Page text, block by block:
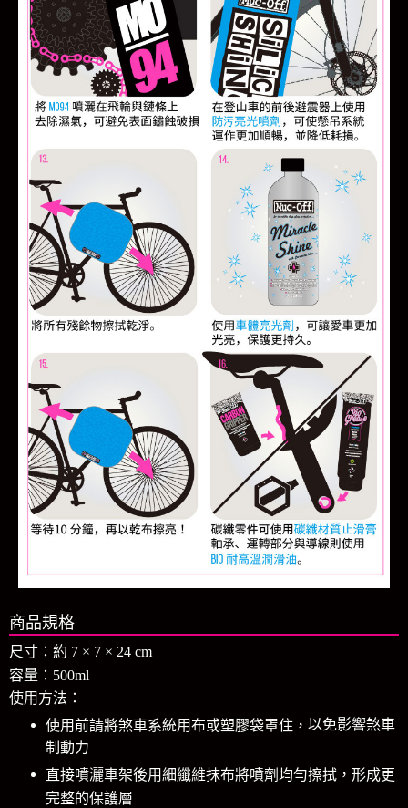
商品規格
尺寸：約 7 × 7 × 24 cm
容量：500ml
使用方法：
使用前請將煞車系統用布或塑膠袋罩住， 以免影響煞車
制動力
直接噴灑車架後用細纖維抹布將噴劑均勻擦拭，形成更
完整的保護層